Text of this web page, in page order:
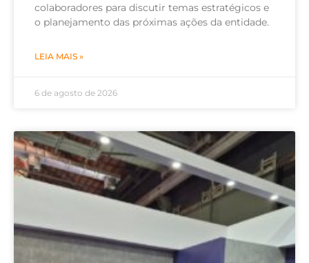
colaboradores para discutir temas estratégicos e
o planejamento das próximas ações da entidade.
LEIA MAIS »
6 de agosto de 2026